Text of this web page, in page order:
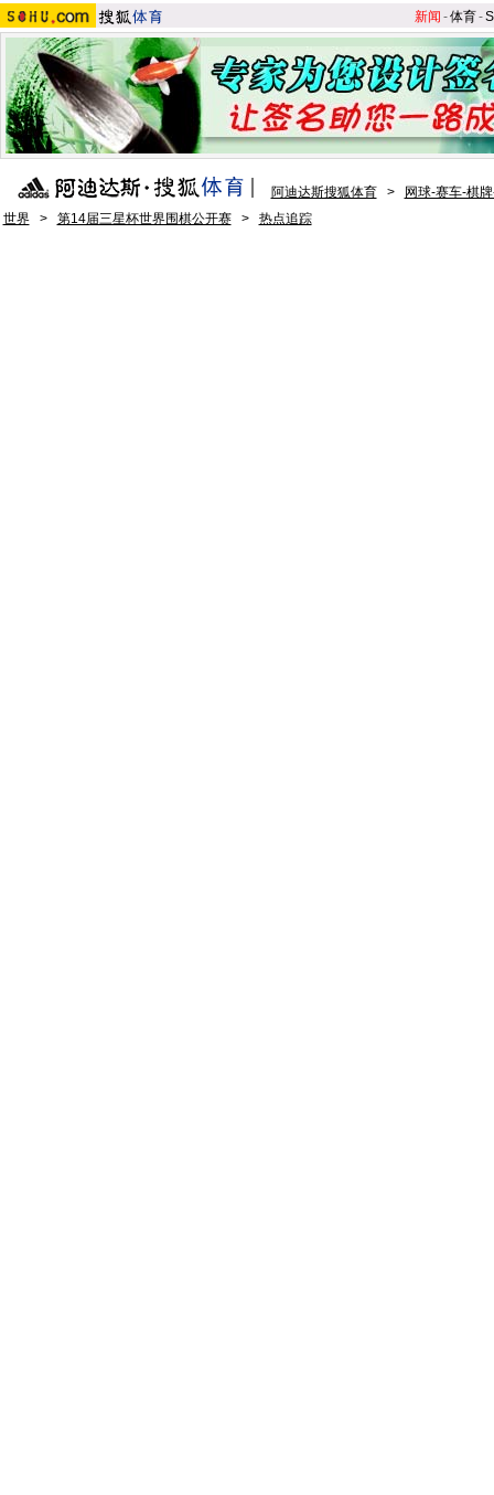
新闻 -体育-S
阿迪达斯搜狐体育 >
网球-赛车-棋
世界
> 第14届三星杯世界围棋公开赛 > 热点追踪